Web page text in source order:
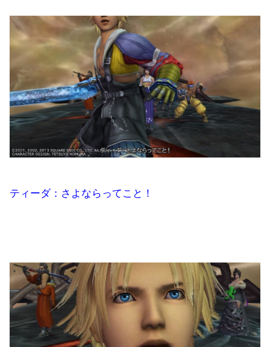
ティーダ：さよならってこと！